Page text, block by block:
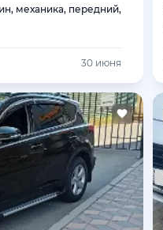
механика, передний,
30 июня